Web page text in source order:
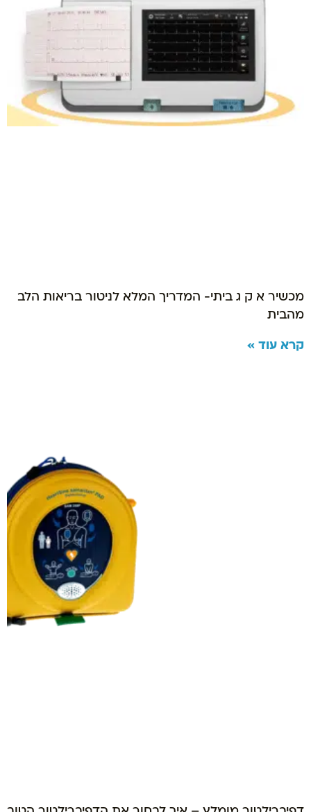
מכשיר א ק ג ביתי- המדריך המלא לניטור בריאות הלב
מהבית
קרא עוד »